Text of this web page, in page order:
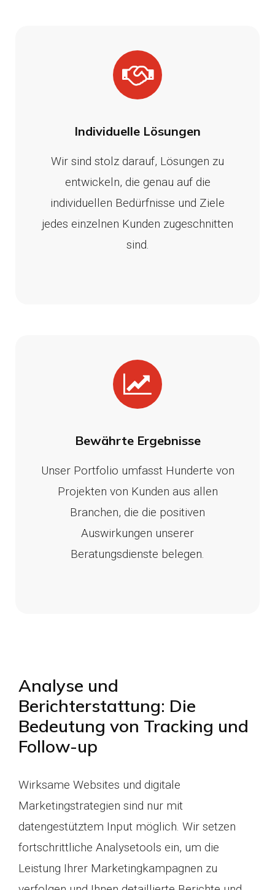
Individuelle Lösungen
Wir sind stolz darauf, Lösungen zu
entwickeln, die genau auf die
individuellen Bedürfnisse und Ziele
jedes einzelnen Kunden zugeschnitten
sind.
Bewährte Ergebnisse
Unser Portfolio umfasst Hunderte von
Projekten von Kunden aus allen
Branchen, die die positiven
Auswirkungen unserer
Beratungsdienste belegen.
Analyse und
Berichterstattung: Die
Bedeutung von Tracking und
Follow-up
Wirksame Websites und digitale
Marketingstrategien sind nur mit
datengestütztem Input möglich. Wir setzen
fortschrittliche Analysetools ein, um die
Leistung Ihrer Marketingkampagnen zu